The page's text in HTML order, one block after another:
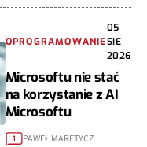
OPROGRAMOWANIE
05
SIE
2026
Microsoftu nie stać
na korzystanie z AI
Microsoftu
1 PAWEŁ MARETYCZ